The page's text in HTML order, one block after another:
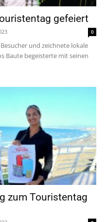
gefeiert
0
und zeichnete lokale
Baute begeisterte mit seinen
zum Touristentag